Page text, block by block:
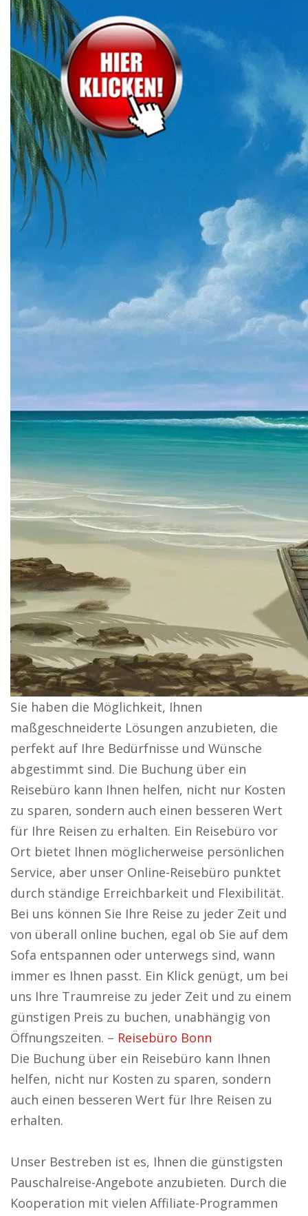
Sie haben die Möglichkeit, Ihnen
maßgeschneiderte Lösungen anzubieten, die
perfekt auf Ihre Bedürfnisse und Wünsche
abgestimmt sind. Die Buchung über ein
Reisebüro kann Ihnen helfen, nicht nur Kosten
zu sparen, sondern auch einen besseren Wert
für Ihre Reisen zu erhalten. Ein Reisebüro vor
Ort bietet Ihnen möglicherweise persönlichen
Service, aber unser Online-Reisebüro punktet
durch ständige Erreichbarkeit und Flexibilität.
Bei uns können Sie Ihre Reise zu jeder Zeit und
von überall online buchen, egal ob Sie auf dem
Sofa entspannen oder unterwegs sind, wann
immer es Ihnen passt. Ein Klick genügt, um bei
uns Ihre Traumreise zu jeder Zeit und zu einem
günstigen Preis zu buchen, unabhängig von
Öffnungszeiten. – Reisebüro Bonn
Die Buchung über ein Reisebüro kann Ihnen
helfen, nicht nur Kosten zu sparen, sondern
auch einen besseren Wert für Ihre Reisen zu
erhalten.
Unser Bestreben ist es, Ihnen die günstigsten
Pauschalreise-Angebote anzubieten. Durch die
Kooperation mit vielen Affiliate-Programmen